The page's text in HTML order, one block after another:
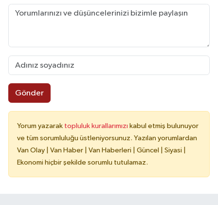
Gönder
Yorum yazarak topluluk kurallarımızı kabul etmiş bulunuyor
ve tüm sorumluluğu üstleniyorsunuz. Yazılan yorumlardan
Van Olay | Van Haber | Van Haberleri | Güncel | Siyasi |
Ekonomi hiçbir şekilde sorumlu tutulamaz.